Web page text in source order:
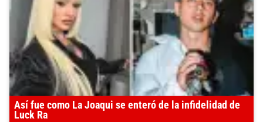
Así fue como La Joaqui se enteró de la infidelidad de
Luck Ra